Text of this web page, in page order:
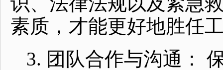
素质，才能更好地胜任
3. 团队合作与沟通：